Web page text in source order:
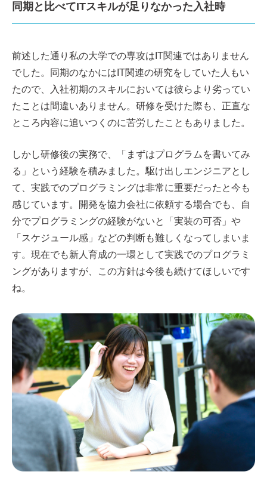
同期と比べてITスキルが足りなかった入社時
前述した通り私の大学での専攻はIT関連ではありません
でした。同期のなかにはIT関連の研究をしていた人もい
たので、入社初期のスキルにおいては彼らより劣ってい
たことは間違いありません。研修を受けた際も、正直な
ところ内容に追いつくのに苦労したこともありました。
しかし研修後の実務で、「まずはプログラムを書いてみ
る」という経験を積みました。駆け出しエンジニアとし
て、実践でのプログラミングは非常に重要だったと今も
感じています。開発を協力会社に依頼する場合でも、自
分でプログラミングの経験がないと「実装の可否」や
「スケジュール感」などの判断も難しくなってしまいま
す。現在でも新人育成の一環として実践でのプログラミ
ングがありますが、この方針は今後も続けてほしいです
ね。